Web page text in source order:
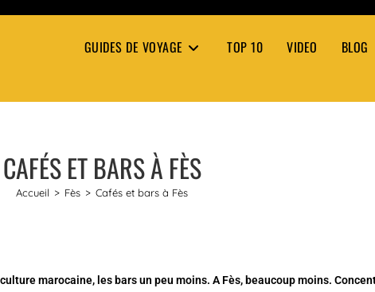
GUIDES DE VOYAGE TOP 10 VIDEO BLOG
CAFÉS ET BARS À FÈS
Accueil > Fès > Cafés et bars à Fès
marocaine, les bars un peu moins. A Fès, beaucoup moins.